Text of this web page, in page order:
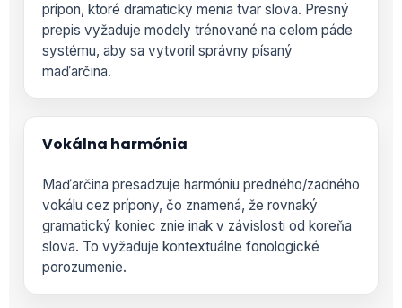
prípon, ktoré dramaticky menia tvar slova. Presný
prepis vyžaduje modely trénované na celom páde
systému, aby sa vytvoril správny písaný
maďarčina.
Vokálna harmónia
Maďarčina presadzuje harmóniu predného/zadného
vokálu cez prípony, čo znamená, že rovnaký
gramatický koniec znie inak v závislosti od koreňa
slova. To vyžaduje kontextuálne fonologické
porozumenie.